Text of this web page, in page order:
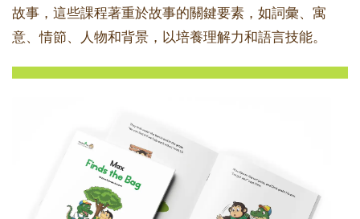
故事，這些課程著重於故事的關鍵要素，如詞彙、寓
意、情節、人物和背景，以培養理解力和語言技能。